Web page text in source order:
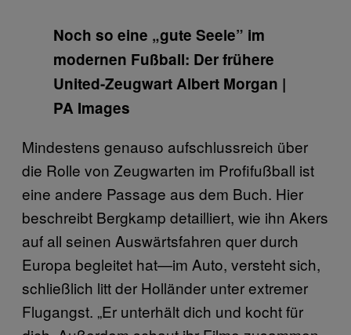
Noch so eine „gute Seele” im
modernen Fußball: Der frühere
United-Zeugwart Albert Morgan |
PA Images
Mindestens genauso aufschlussreich über
die Rolle von Zeugwarten im Profifußball ist
eine andere Passage aus dem Buch. Hier
beschreibt Bergkamp detailliert, wie ihn Akers
auf all seinen Auswärtsfahren quer durch
Europa begleitet hat—im Auto, versteht sich,
schließlich litt der Holländer unter extremer
Flugangst. „Er unterhält dich und kocht für